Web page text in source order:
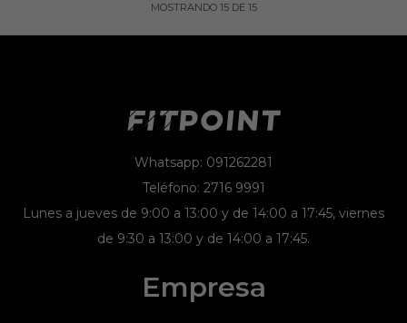
MOSTRANDO 15DE 15
Whatsapp: 091262281
Teléfono: 2716 9991
Lunes a jueves de 9:00 a 13:00 y de 14:00 a 17:45, viernes
de 9:30 a 13:00 y de 14:00 a 17:45.
Empresa